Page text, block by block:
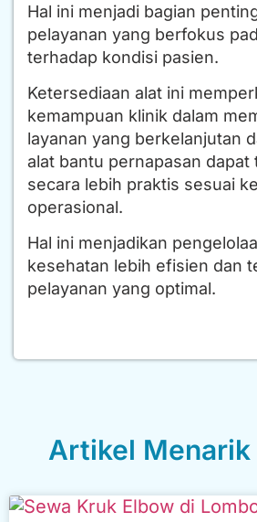
Hal ini menjadi bagian
pelayanan yang berfokus
terhadap kondisi pasien.
Ketersediaan alat ini
kemampuan klinik dalam
layanan yang berkelanjutan
alat bantu pernapasan dapat
secara lebih praktis sesuai
operasional.
Hal ini menjadikan
kesehatan lebih efisien dan
pelayanan yang optimal.
Artikel Menarik